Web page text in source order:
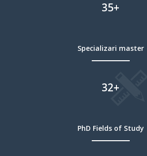
35+
Specializari master
32+
PhD Fields of Study